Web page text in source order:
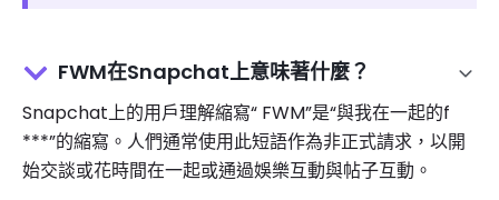
FWM在Snapchat上意味著什麼？
Snapchat上的用戶理解縮寫“ FWM”是“與我在一起的f
***”的縮寫。人們通常使用此短語作為非正式請求，以開
始交談或花時間在一起或通過娛樂互動與帖子互動。